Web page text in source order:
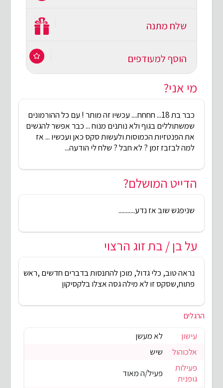
שלח מתנה
הוסף למעודפים
מי אני?
כבר בת 18... חחחח.... עכשיו זה מותר ! עם כל ההורמונים
שמשתוללים בגוף ולא נותנים מנוח ... כבר אפשר להגשים
את הפנטזיות הכמוסות ולעשות סקס כאן ועכשיו ... אז
למה לבזבז זמן ? לא חבל ? שלח לי הודעה...
הדייט המושלם?
שניפגש שוב אז נדע...........
על בן / בת זוג הרצוי
נראה טוב, כלי גדול, מוכן להתנסות בדברים חדשים ,ראש
פתוח,שסקס זו לא מילה גסה אצלו בלקסיקון
הרגלים
עישון
לא מעשן
אלכוהול
שיש
פעילות
גופנית
פעיל/ה מאוד